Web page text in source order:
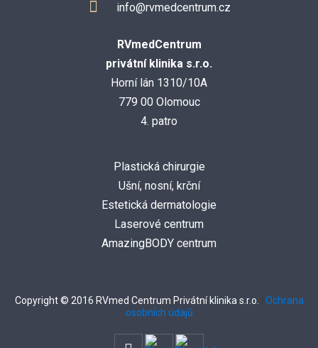
info@rvmedcentrum.cz
RVmedCentrum
privátní klinika s.r.o.
Horní lán 1310/10A
779 00 Olomouc
4. patro
Plastická chirurgie
Ušní, nosní, krční
Estetická dermatologie
Laserové centrum
AmazingBODY centrum
Copyright © 2016 RVmed Centrum Privátní klinika s.r.o.
Ochrana
osobních údajů